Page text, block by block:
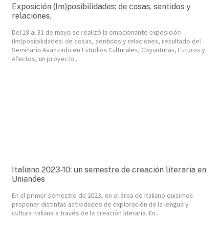
Exposición (Im)posibilidades: de cosas, sentidos y
relaciones.
Del 18 al 31 de mayo se realizó la emocionante exposición
(Im)posibilidades: de cosas, sentidos y relaciones, resultado del
Seminario Avanzado en Estudios Culturales, Coyunturas, Futuros y
Afectos, un proyecto...
Italiano 2023-10: un semestre de creación literaria en
Uniandes
En el primer semestre de 2023, en el área de Italiano quisimos
proponer distintas actividades de exploración de la lengua y
cultura italiana a través de la creación literaria. En...